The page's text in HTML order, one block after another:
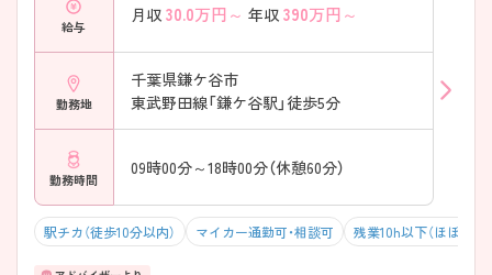
給与
月収 30.0万円～ 年収 390万円～
勤務地
千葉県鎌ケ谷市
東武野田線「鎌ケ谷駅」徒歩5分
勤務時間
09時00分～18時00分（休憩60分）
駅チカ（徒歩10分以内） マイカー通勤可・相談可 残業10h以下（ほぼなし）